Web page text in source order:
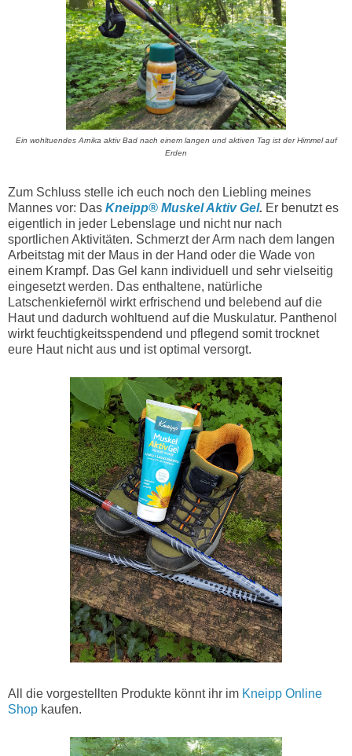
Ein wohltuendes Arnika aktiv Bad nach einem langen und aktiven Tag ist der Himmel auf
Erden
Zum Schluss stelle ich euch noch den Liebling meines
Mannes vor: Das Kneipp® Muskel Aktiv Gel. Er benutzt es
eigentlich in jeder Lebenslage und nicht nur nach
sportlichen Aktivitäten. Schmerzt der Arm nach dem langen
Arbeitstag mit der Maus in der Hand oder die Wade von
einem Krampf. Das Gel kann individuell und sehr vielseitig
eingesetzt werden. Das enthaltene, natürliche
Latschenkiefernöl wirkt erfrischend und belebend auf die
Haut und dadurch wohltuend auf die Muskulatur. Panthenol
wirkt feuchtigkeitsspendend und pflegend somit trocknet
eure Haut nicht aus und ist optimal versorgt.
All die vorgestellten Produkte könnt ihr im Kneipp Online
Shop kaufen.